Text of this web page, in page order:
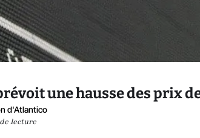
une hausse des prix
d'Atlantico
lecture